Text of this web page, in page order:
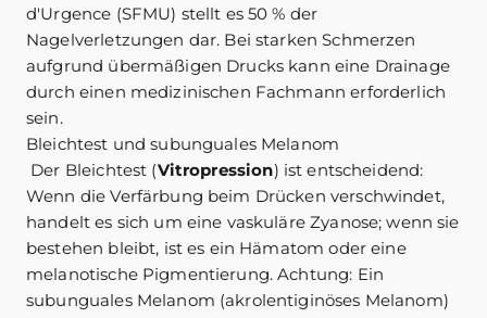
d'Urgence (SFMU) stellt es 50 % der
Nagelverletzungen dar. Bei starken Schmerzen
aufgrund übermäßigen Drucks kann eine Drainage
durch einen medizinischen Fachmann erforderlich
sein.
Bleichtest und subunguales Melanom
Der Bleichtest (Vitropression) ist entscheidend:
Wenn die Verfärbung beim Drücken verschwindet,
handelt es sich um eine vaskuläre Zyanose; wenn sie
bestehen bleibt, ist es ein Hämatom oder eine
melanotische Pigmentierung. Achtung: Ein
subunguales Melanom (akrolentiginöses Melanom)